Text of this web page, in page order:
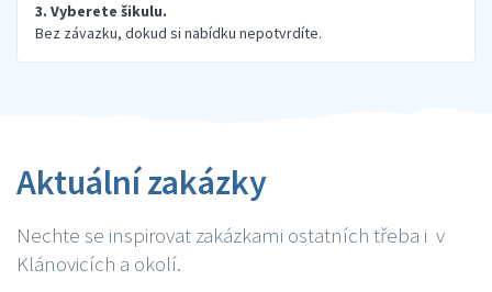
3. Vyberete šikulu.
Bez závazku, dokud si nabídku nepotvrdíte.
Aktuální zakázky
Nechte se inspirovat zakázkami ostatních třeba i v
Klánovicích a okolí.